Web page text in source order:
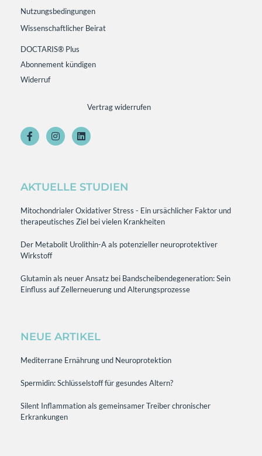
Nutzungsbedingungen
Wissenschaftlicher Beirat
DOCTARIS® Plus
Abonnement kündigen
Widerruf
Vertrag widerrufen
AKTUELLE STUDIEN
Mitochondrialer Oxidativer Stress - Ein ursächlicher Faktor und
therapeutisches Ziel bei vielen Krankheiten
Der Metabolit Urolithin-A als potenzieller neuroprotektiver
Wirkstoff
Glutamin als neuer Ansatz bei Bandscheibendegeneration: Sein
Einfluss auf Zellerneuerung und Alterungsprozesse
NEUE ARTIKEL
Mediterrane Ernährung und Neuroprotektion
Spermidin: Schlüsselstoff für gesundes Altern?
Silent Inflammation als gemeinsamer Treiber chronischer
Erkrankungen